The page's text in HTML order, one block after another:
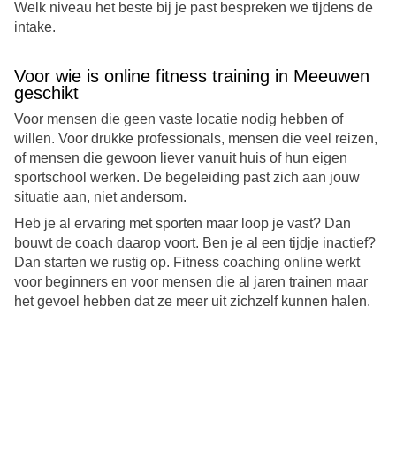
Welk niveau het beste bij je past bespreken we tijdens de
intake.
Voor wie is online fitness training in Meeuwen
geschikt
Voor mensen die geen vaste locatie nodig hebben of
willen. Voor drukke professionals, mensen die veel reizen,
of mensen die gewoon liever vanuit huis of hun eigen
sportschool werken. De begeleiding past zich aan jouw
situatie aan, niet andersom.
Heb je al ervaring met sporten maar loop je vast? Dan
bouwt de coach daarop voort. Ben je al een tijdje inactief?
Dan starten we rustig op. Fitness coaching online werkt
voor beginners en voor mensen die al jaren trainen maar
het gevoel hebben dat ze meer uit zichzelf kunnen halen.